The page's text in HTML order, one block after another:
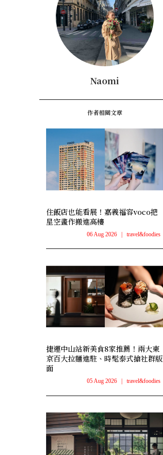
Naomi
作者相關文章
住飯店也能看展！嘉義福容voco把
星空畫作搬進高樓
06 Aug 2026 | travel&foodies
捷運中山站新美食8家推薦！兩大東
京百大拉麵進駐、時髦泰式搶社群版
面
05 Aug 2026 travel&foodies